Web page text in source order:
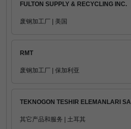
FULTON SUPPLY & RECYCLING INC.
废钢加工厂 | 美国
RMT
废钢加工厂 | 保加利亚
TEKNOGON TESHIR ELEMANLARI
其它产品和服务 | 土耳其